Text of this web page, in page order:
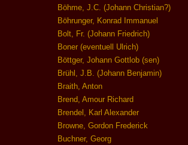
Böhme, J.C. (Johann Christian?)
Böhrunger, Konrad Immanuel
Bolt, Fr. (Johann Friedrich)
Boner (eventuell Ulrich)
Böttger, Johann Gottlob (sen)
Brühl, J.B. (Johann Benjamin)
Braith, Anton
Brend, Amour Richard
Brendel, Karl Alexander
Browne, Gordon Frederick
Buchner, Georg